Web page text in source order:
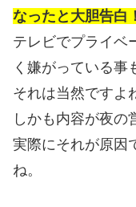
なったと大胆告白！
テレビでプライベ
く嫌がっている事
それは当然ですよ
しかも内容が夜の
実際にそれが原因
ね。